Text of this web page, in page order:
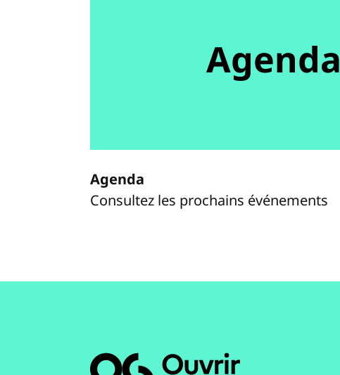
Agenda
Agenda
Consultez les prochains événements